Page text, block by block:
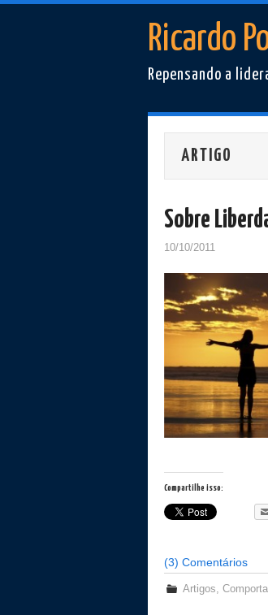
Ricardo
Repensando a
ARTIGO
Sobre
10/10/2011
Compartilhe isso:
(3) Comentários
Artigos ,